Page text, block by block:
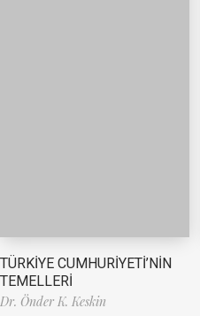
TÜRKİYE CUMHURİYETİ’NİN
TEMELLERİ
Dr. Önder K. Keskin